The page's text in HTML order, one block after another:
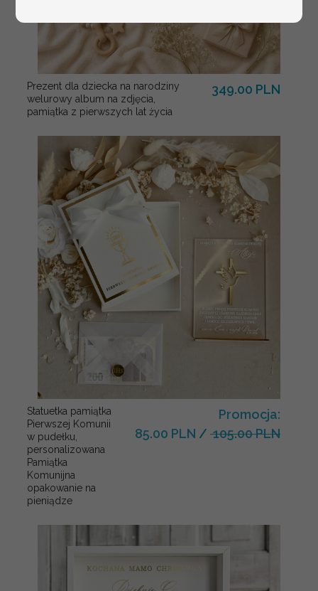
Prezent dla dziecka na narodziny
welurowy album na zdjęcia,
pamiątka z pierwszych lat życia
349.00 PLN
Statuetka pamiątka
Pierwszej Komunii
w pudełku,
personalizowana
Pamiątka
Komunijna
opakowanie na
pieniądze
Promocja:
85.00 PLN / 105.00 PLN